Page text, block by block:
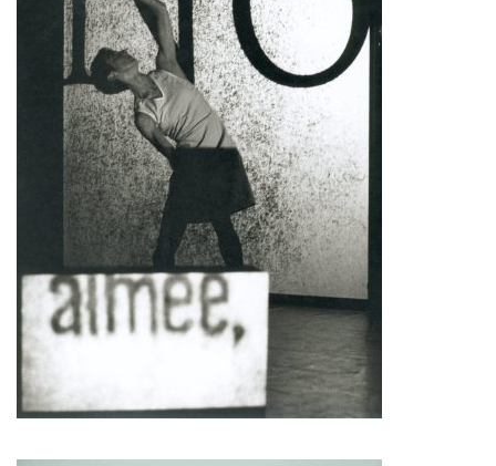
Pascale Paoli
Romain Bertet
Sabine Macher Sébastien Chatellier
Séverine Bauvais Sonia Darbois
Stéphane Imbert Sylvain Cassou
Valérie Brau-Antony Vincent Druguet